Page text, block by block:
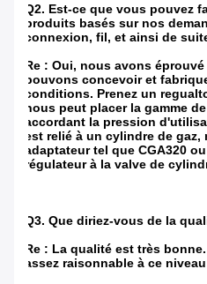
Q2. Est-ce que vous pouvez
produits basés sur nos
connexion, fil, et ainsi de
Re : Oui, nous avons
pouvons concevoir et
conditions. Prenez un
nous peut placer la gamme
accordant la pression
est relié à un cylindre de
adaptateur tel que CGA320
régulateur à la valve de
Q3. Que diriez-vous de la
Re : La qualité est très
assez raisonnable à ce